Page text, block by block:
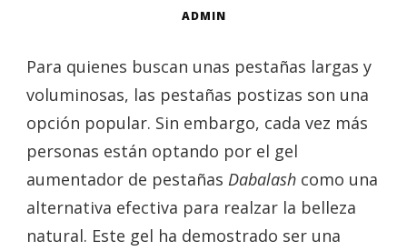
ADMIN
Para quienes buscan unas pestañas largas y
voluminosas, las pestañas postizas son una
opción popular. Sin embargo, cada vez más
personas están optando por el gel
aumentador de pestañas Dabalash como una
alternativa efectiva para realzar la belleza
natural. Este gel ha demostrado ser una